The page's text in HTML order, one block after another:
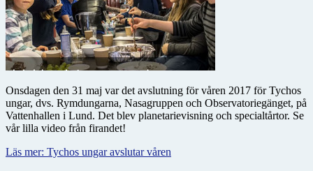
Onsdagen den 31 maj var det avslutning för våren 2017 för Tychos
ungar, dvs. Rymdungarna, Nasagruppen och Observatoriegänget, på
Vattenhallen i Lund. Det blev planetarievisning och specialtårtor. Se
vår lilla video från firandet!
Läs mer: Tychos ungar avslutar våren